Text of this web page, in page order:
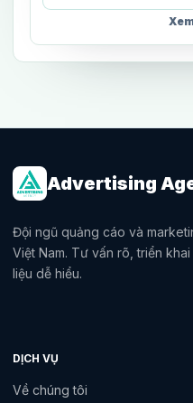
Advertising
Đội ngũ quảng cáo và
Việt Nam. Tư vấn rõ, triển
liệu dễ hiểu.
DỊCH VỤ
Về chúng tôi